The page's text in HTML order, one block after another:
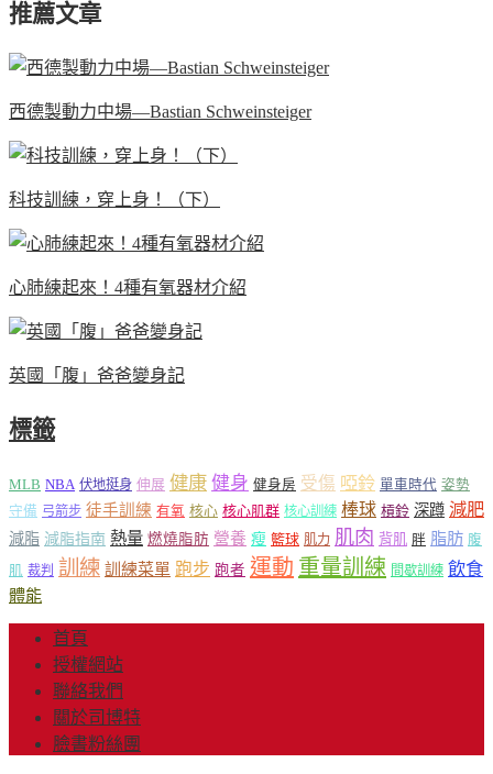
推薦文章
西德製動力中場—Bastian Schweinsteiger
科技訓練，穿上身！（下）
心肺練起來！4種有氧器材介紹
英國「腹」爸爸變身記
標籤
MLB NBA 伏地挺身 伸展 健康 健身 健身房 受傷 啞鈴 單車時代 姿勢
守備 弓箭步 徒手訓練 有氧 核心 核心肌群 核心訓練 棒球 槓鈴 深蹲 減肥
減脂 減脂指南 熱量 燃燒脂肪 營養 瘦 籃球 肌力 肌肉 背肌 胖 脂肪 腹
肌 裁判 訓練 訓練菜單 跑步 跑者 運動 重量訓練 間歇訓練 飲食
體能
首頁
授權網站
聯絡我們
關於司博特
臉書粉絲團